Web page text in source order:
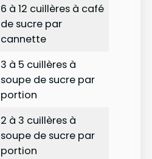
6 à 12 cuillères à café
de sucre par
cannette
3 à 5 cuillères à
soupe de sucre par
portion
2 à 3 cuillères à
soupe de sucre par
portion